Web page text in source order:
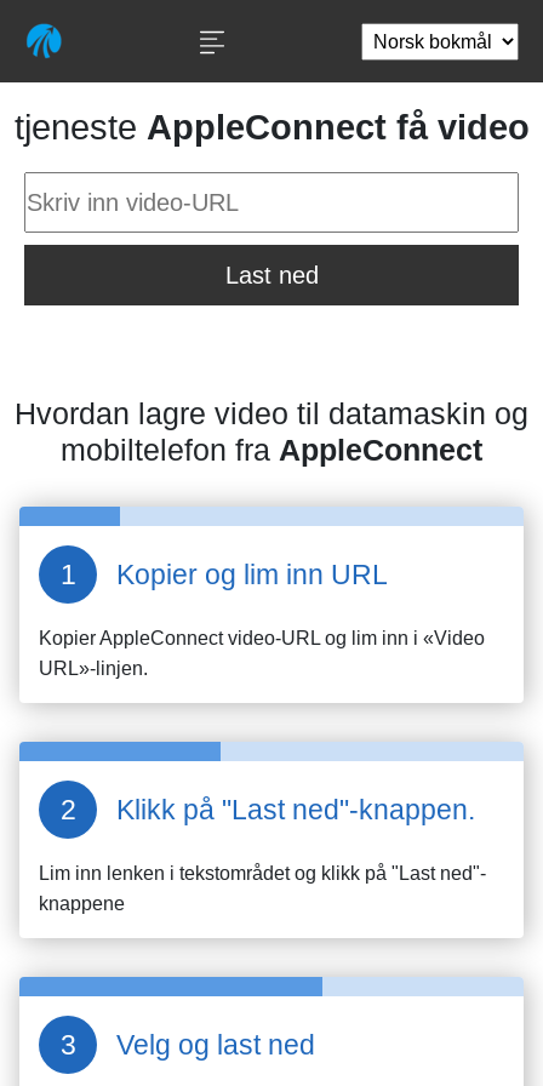
tjeneste AppleConnect få video
Last ned
Hvordan lagre video til datamaskin og
mobiltelefon fra AppleConnect
Kopier og lim inn URL
KopierAppleConnectvideo-URL og lim inn i «Video
URL»-linjen.
Klikk på "Last ned"-knappen.
Lim inn lenken i tekstområdet og klikk på "Last ned"-
knappene
Velg og last ned